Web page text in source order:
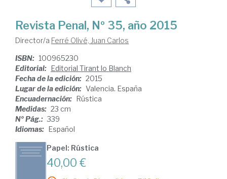
Revista Penal, Nº 35, año 2015
Director/a Ferré Olivé, Juan Carlos
ISBN: 100965230
Editorial: Editorial Tirant lo Blanch
Fecha de la edición: 2015
Lugar de la edición: Valencia. España
Encuadernación: Rústica
Medidas: 23 cm
Nº Pág.: 339
Idiomas: Español
Papel: Rústica
40,00 €